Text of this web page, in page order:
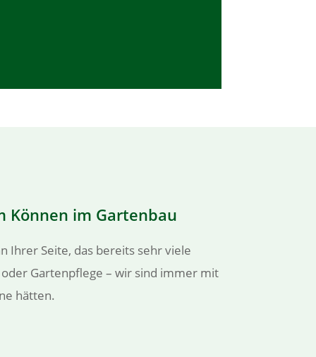
Können im Gartenbau
Ihrer Seite, das bereits sehr viele
Gartenpflege – wir sind immer mit
hätten.